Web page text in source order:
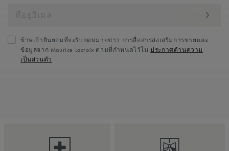
ข้าพเจ้ายินยอมที่จะรับจดหมายข่าว การสื่อสารส่งเสริมการขายและ
ข้อมูลจาก Maurice Lacroix ตามที่กำหนดไว้ในประกาศด้านความ
เป็นส่วนตัว